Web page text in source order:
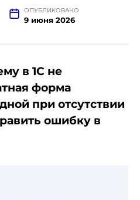
ОПУБЛИКОВАНО
9 июня 2026
в 1С не
форма
при отсутствии
ошибку в